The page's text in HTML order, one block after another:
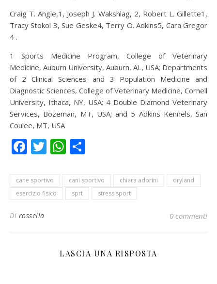
Craig T. Angle,1, Joseph J. Wakshlag, 2, Robert L. Gillette1,
Tracy Stokol 3, Sue Geske4, Terry O. Adkins5, Cara Gregor
4 .
1 Sports Medicine Program, College of Veterinary
Medicine, Auburn University, Auburn, AL, USA; Departments
of 2 Clinical Sciences and 3 Population Medicine and
Diagnostic Sciences, College of Veterinary Medicine, Cornell
University, Ithaca, NY, USA; 4 Double Diamond Veterinary
Services, Bozeman, MT, USA; and 5 Adkins Kennels, San
Coulee, MT, USA
Facebook
TwitterWhatsApp
cane sportivo cani sportivo chiara adorini
dryland
esercizio fisico
sprt stress sport
Di rossella 0 commenti
LASCIA UNA RISPOSTA